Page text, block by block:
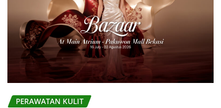
PERAWATAN KULIT